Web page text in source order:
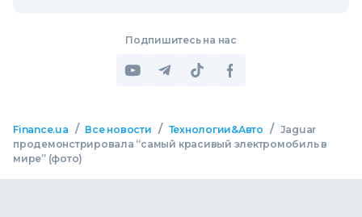
Подпишитесь на нас
Finance.ua / Все новости / Технологии&Авто / Jaguar
продемонстрировала “самый красивый электромобиль в
мире” (фото)